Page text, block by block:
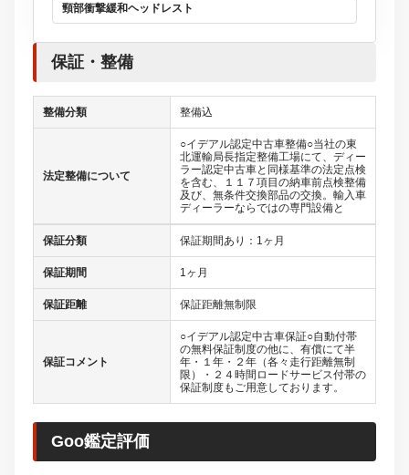
頸部衝撃緩和ヘッドレスト
保証・整備
整備分類 整備込
法定整備について
○イデアル認定中古車整備○当社の東
北運輸局長指定整備工場にて、ディー
ラー認定中古車と同様基準の法定点検
を含む、１１７項目の納車前点検整備
及び、無条件交換部品の交換。輸入車
ディーラーならではの専門設備と
保証分類 保証期間あり：1ヶ月
保証期間 1ヶ月
保証距離 保証距離無制限
保証コメント
○イデアル認定中古車保証○自動付帯
の無料保証制度の他に、有償にて半
年・１年・２年（各々走行距離無制
限）・２４時間ロードサービス付帯の
保証制度もご用意しております。
Goo鑑定評価